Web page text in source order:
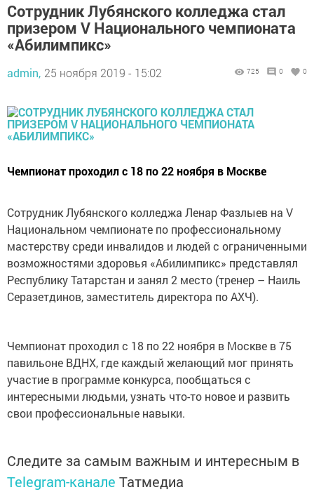
Сотрудник Лубянского колледжа стал
призером V Национального чемпионата
«Абилимпикс»
admin, 25 ноября 2019 - 15:02 725 0 0
Чемпионат проходил с 18 по 22 ноября в Москве
Сотрудник Лубянского колледжа Ленар Фазлыев на V
Национальном чемпионате по профессиональному
мастерству среди инвалидов и людей с ограниченными
возможностями здоровья «Абилимпикс» представлял
Республику Татарстан и занял 2 место (тренер – Наиль
Серазетдинов, заместитель директора по АХЧ).
Чемпионат проходил с 18 по 22 ноября в Москве в 75
павильоне ВДНХ, где каждый желающий мог принять
участие в программе конкурса, пообщаться с
интересными людьми, узнать что-то новое и развить
свои профессиональные навыки.
Следите за самым важным и интересным в
Telegram-канале Татмедиа